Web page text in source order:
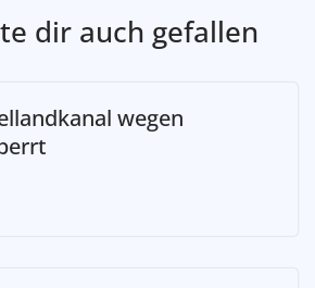
dir auch gefallen
wegen